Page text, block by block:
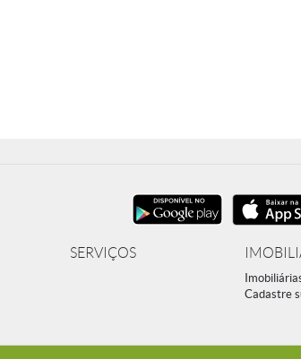
SERVIÇOS
Cadastre